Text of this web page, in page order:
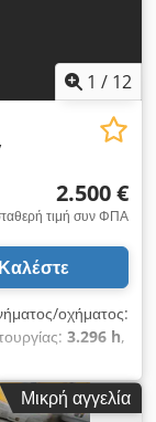
1 / 12
2.500 €
τιμή συν ΦΠΑ
Καλέστε
οχήματος:
3.296 h,
98298653
παράδοση.
Μικρή αγγελία